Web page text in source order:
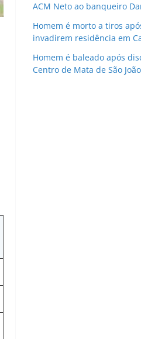
ACM Neto ao banqueiro
Homem é morto a tiros
invadirem residência em
Homem é baleado após
Centro de Mata de São João